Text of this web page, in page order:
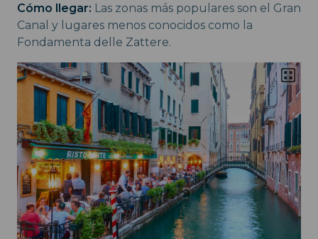
Cómo llegar: Las zonas más populares son el Gran
Canal y lugares menos conocidos como la
Fondamenta delle Zattere.